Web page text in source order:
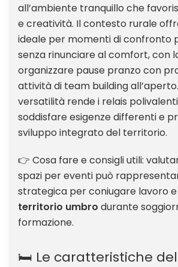
all’ambiente tranquillo che
e creatività. Il contesto rurale
ideale per momenti di confronto
senza rinunciare al comfort, con
organizzare pause pranzo con
attività di team building
versatilità rende i relais
soddisfare esigenze differenti e
sviluppo integrato del territorio.
👉 Cosa fare e consigli utili:
spazi per eventi può
strategica per coniugare lavoro
territorio umbro durante
formazione.
🛏️ Le caratteristiche